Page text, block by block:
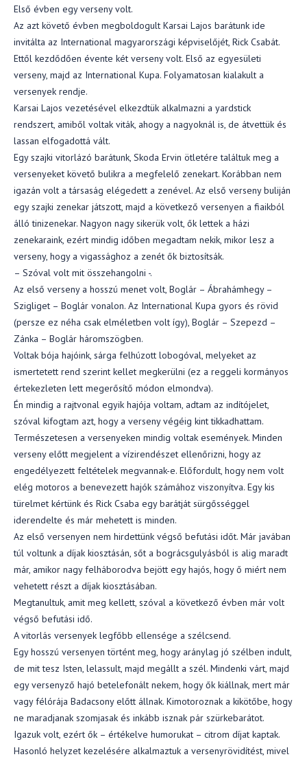
Első évben egy verseny volt.
Az azt követő évben megboldogult Karsai Lajos barátunk ide
invitálta az International magyarországi képviselőjét, Rick Csabát.
Ettől kezdődően évente két verseny volt. Első az egyesületi
verseny, majd az International Kupa. Folyamatosan kialakult a
versenyek rendje.
Karsai Lajos vezetésével elkezdtük alkalmazni a yardstick
rendszert, amiből voltak viták, ahogy a nagyoknál is, de átvettük és
lassan elfogadottá vált.
Egy szajki vitorlázó barátunk, Skoda Ervin ötletére találtuk meg a
versenyeket követő bulikra a megfelelő zenekart. Korábban nem
igazán volt a társaság elégedett a zenével. Az első verseny buliján
egy szajki zenekar játszott, majd a következő versenyen a fiaikból
álló tinizenekar. Nagyon nagy sikerük volt, ők lettek a házi
zenekaraink, ezért mindig időben megadtam nekik, mikor lesz a
verseny, hogy a vigassághoz a zenét ők biztosítsák.
– Szóval volt mit összehangolni -.
Az első verseny a hosszú menet volt, Boglár – Ábrahámhegy –
Szigliget – Boglár vonalon. Az International Kupa gyors és rövid
(persze ez néha csak elméletben volt így), Boglár – Szepezd –
Zánka – Boglár háromszögben.
Voltak bója hajóink, sárga felhúzott lobogóval, melyeket az
ismertetett rend szerint kellet megkerülni (ez a reggeli kormányos
értekezleten lett megerősítő módon elmondva).
Én mindig a rajtvonal egyik hajója voltam, adtam az indítójelet,
szóval kifogtam azt, hogy a verseny végéig kint tikkadhattam.
Természetesen a versenyeken mindig voltak események. Minden
verseny előtt megjelent a vízirendészet ellenőrizni, hogy az
engedélyezett feltételek megvannak-e. Előfordult, hogy nem volt
elég motoros a benevezett hajók számához viszonyítva. Egy kis
türelmet kértünk és Rick Csaba egy barátját sürgősséggel
iderendelte és már mehetett is minden.
Az első versenyen nem hirdettünk végső befutási időt. Már javában
túl voltunk a díjak kiosztásán, sőt a bográcsgulyásból is alig maradt
már, amikor nagy felháborodva bejött egy hajós, hogy ő miért nem
vehetett részt a díjak kiosztásában.
Megtanultuk, amit meg kellett, szóval a következő évben már volt
végső befutási idő.
A vitorlás versenyek legfőbb ellensége a szélcsend.
Egy hosszú versenyen történt meg, hogy aránylag jó szélben indult,
de mit tesz Isten, lelassult, majd megállt a szél. Mindenki várt, majd
egy versenyző hajó betelefonált nekem, hogy ők kiállnak, mert már
vagy félórája Badacsony előtt állnak. Kimotoroznak a kikötőbe, hogy
ne maradjanak szomjasak és inkább isznak pár szürkebarátot.
Igazuk volt, ezért ők – értékelve humorukat – citrom díjat kaptak.
Hasonló helyzet kezelésére alkalmaztuk a versenyrövidítést, mivel